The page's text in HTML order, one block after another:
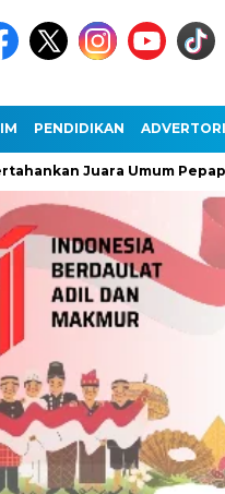
PENDIDIKAN
Juara Umum Pepaperda